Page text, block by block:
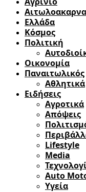
Ελλάδα
Κόσμος
Πολιτική
Οικονομία
Παναιτωλικός
Αθλητικά
Ειδήσεις
Αγροτικά
Απόψεις
Lifestyle
Media
Auto
Υγεία